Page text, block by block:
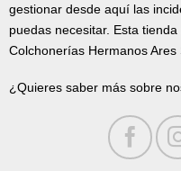
gestionar desde aquí las
puedas necesitar. Esta
Colchonerías Hermanos Ares
¿Quieres saber más sobre